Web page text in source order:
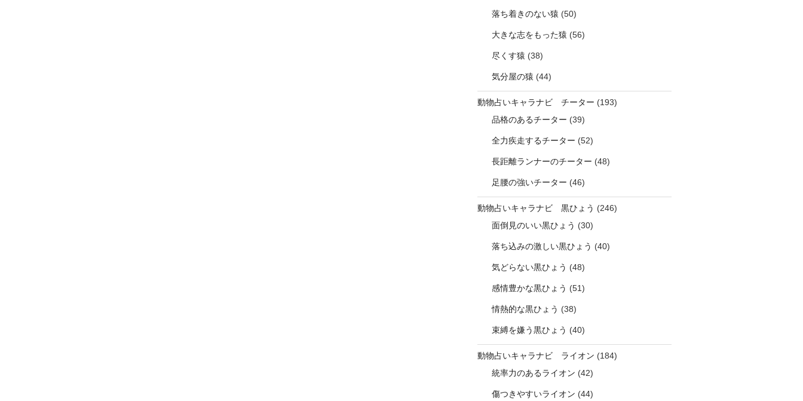
落ち着きのない猿 (50)
大きな志をもった猿 (56)
尽くす猿 (38)
気分屋の猿 (44)
動物占いキャラナビ チーター (193)
品格のあるチーター (39)
全力疾走するチーター (52)
長距離ランナーのチーター (48)
足腰の強いチーター (46)
動物占いキャラナビ 黒ひょう (246)
面倒見のいい黒ひょう (30)
落ち込みの激しい黒ひょう (40)
気どらない黒ひょう (48)
感情豊かな黒ひょう (51)
情熱的な黒ひょう (38)
束縛を嫌う黒ひょう (40)
動物占いキャラナビ ライオン (184)
統率力のあるライオン (42)
傷つきやすいライオン (44)